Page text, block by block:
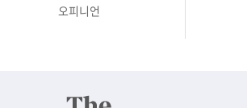
오피니언